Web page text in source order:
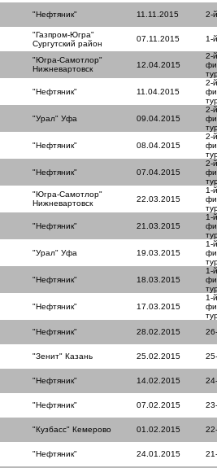
"Нефтяник" 11.11.2015 2-
"Газпром-Югра"
Сургутский район
07.11.2015 1-
"Югра-Самотлор"
Нижневартовск
12.04.2015
2-й
"Нефтяник" 11.04.2015
2-й
"Урал" Уфа 09.04.2015
2-й
"Нефтяник" 08.04.2015
2-й
"Нефтяник" 07.04.2015
2-й
"Югра-Самотлор"
Нижневартовск
22.03.2015
1-й
"Нефтяник" 21.03.2015
1-й
"Урал" Уфа 19.03.2015
1-й
"Нефтяник" 18.03.2015
1-й
"Нефтяник" 17.03.2015
1-й
"Нефтяник" 28.02.2015
"Зенит" Казань 25.02.2015
"Нефтяник" 14.02.2015
"Нефтяник" 07.02.2015
"Кузбасс" Кемерово 01.02.2015
"Нефтяник" 24.01.2015